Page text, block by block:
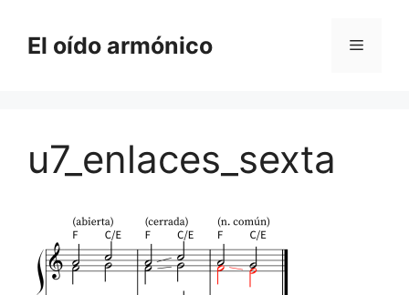
contenido
El oído armónico Menú
u7_enlaces_sexta